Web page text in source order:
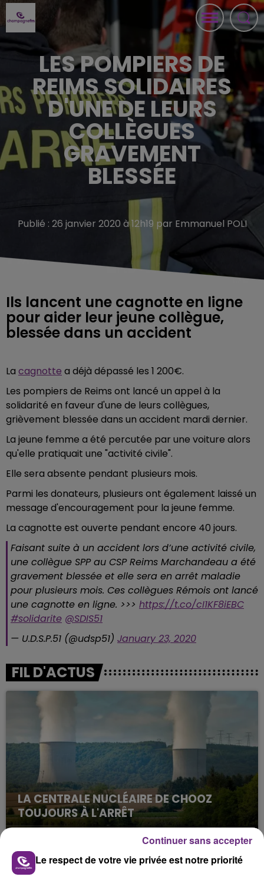
LES POMPIERS DE
REIMS SOLIDAIRES
D'UNE DE LEURS
COLLÈGUES
GRAVEMENT
BLESSÉE
Publié : 26 janvier 2020 à 12h19 par Emmanuel POLI
Ils lancent une cagnotte en ligne
pour aider leur jeune collègue,
blessée dans un accident
La cagnotte a déjà dépassé les 1 200€.
Les pompiers de Reims ont lancé un appel à la
solidarité en faveur d'une de leurs collègues,
grièvement blessée dans un accident mardi dernier.
La jeune femme a été percutée par une voiture alors
qu'elle pratiquait une "activité civile".
Elle sera absente pendant plusieurs mois.
Parmi les donateurs, plusieurs ont également laissé un
message d'encouragement pour la jeune femme.
La cagnotte est ouverte pendant encore 40 jours.
Faisant suite à un accident lors d’une activité civile,
une collègue SPP au CSP Reims Marchandeau a été
gravement blessée et elle sera en arrêt maladie
pour plusieurs mois. Ces collègues Rémois ont lancé
une cagnotte en ligne. >>> https://t.co/cI1KF8iEBC
#solidarite @SDIS51
— U.D.S.P.51 (@udsp51) January 23, 2020
FIL D'ACTUS
LA CENTRALE NUCLÉAIRE DE CHOOZ
TOUJOURS À L'ARRÊT
Cela fait déjà une semaine que la centrale
nucléaire ardennaise est à l'arrêt. Une situation
justifiée par la sécheresse intense qui est toujours
présente.
Le respect de votre vie privée est notre priorité
Continuer sans accepter